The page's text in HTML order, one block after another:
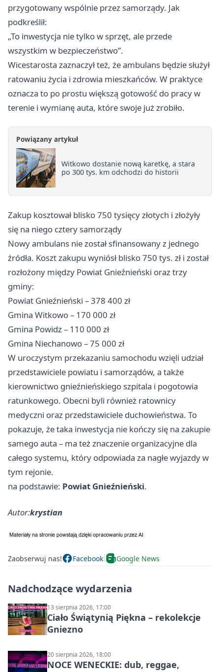
przygotowany wspólnie przez samorządy. Jak
podkreślił:
„To inwestycja nie tylko w sprzęt, ale przede
wszystkim w bezpieczeństwo”.
Wicestarosta zaznaczył też, że ambulans będzie służył
ratowaniu życia i zdrowia mieszkańców. W praktyce
oznacza to po prostu większą gotowość do pracy w
terenie i wymianę auta, które swoje już zrobiło.
Powiązany artykuł
Witkowo dostanie nową karetkę, a stara
po 300 tys. km odchodzi do historii
Zakup kosztował blisko 750 tysięcy złotych i złożyły
się na niego cztery samorządy
Nowy ambulans nie został sfinansowany z jednego
źródła. Koszt zakupu wyniósł blisko 750 tys. zł i został
rozłożony między Powiat Gnieźnieński oraz trzy
gminy:
Powiat Gnieźnieński – 378 400 zł
Gmina Witkowo – 170 000 zł
Gmina Powidz – 110 000 zł
Gmina Niechanowo – 75 000 zł
W uroczystym przekazaniu samochodu wzięli udział
przedstawiciele powiatu i samorządów, a także
kierownictwo gnieźnieńskiego szpitala i pogotowia
ratunkowego. Obecni byli również ratownicy
medyczni oraz przedstawiciele duchowieństwa. To
pokazuje, że taka inwestycja nie kończy się na zakupie
samego auta – ma też znaczenie organizacyjne dla
całego systemu, który odpowiada za nagłe wyjazdy w
tym rejonie.
na podstawie: Powiat Gnieźnieński.
Autor:krystian
Zaobserwuj nas! Facebook Google News
Nadchodzące wydarzenia
13 sierpnia 2026, 17:00
Ciało Świątynią Piękna – rekolekcje
Gniezno
20 sierpnia 2026, 18:00
NOCE WENECKIE: dub, reggae,